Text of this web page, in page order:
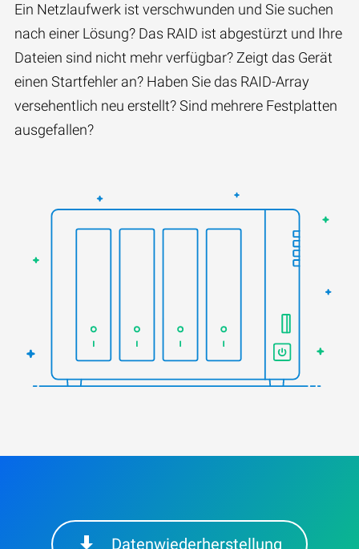
Ein Netzlaufwerk ist verschwunden und Sie suchen
nach einer Lösung? Das RAID ist abgestürzt und Ihre
Dateien sind nicht mehr verfügbar? Zeigt das Gerät
einen Startfehler an? Haben Sie das RAID-Array
versehentlich neu erstellt? Sind mehrere Festplatten
ausgefallen?
Datenwiederherstellung